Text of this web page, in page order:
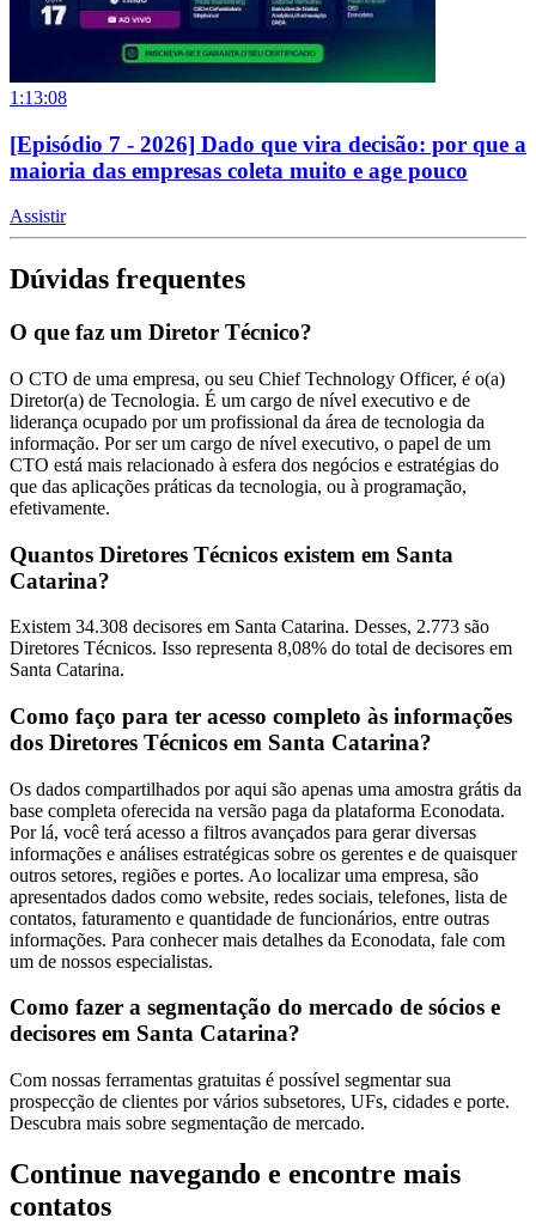
1:13:08
[Episódio 7 - 2026] Dado que vira decisão: por que a
maioria das empresas coleta muito e age pouco
Assistir
Dúvidas frequentes
O que faz um Diretor Técnico?
O CTO de uma empresa, ou seu Chief Technology Officer, é o(a)
Diretor(a) de Tecnologia. É um cargo de nível executivo e de
liderança ocupado por um profissional da área de tecnologia da
informação. Por ser um cargo de nível executivo, o papel de um
CTO está mais relacionado à esfera dos negócios e estratégias do
que das aplicações práticas da tecnologia, ou à programação,
efetivamente.
Quantos Diretores Técnicos existem em Santa
Catarina?
Existem 34.308 decisores em Santa Catarina. Desses, 2.773 são
Diretores Técnicos. Isso representa 8,08% do total de decisores em
Santa Catarina.
Como faço para ter acesso completo às informações
dos Diretores Técnicos em Santa Catarina?
Os dados compartilhados por aqui são apenas uma amostra grátis da
base completa oferecida na versão paga da plataforma Econodata.
Por lá, você terá acesso a filtros avançados para gerar diversas
informações e análises estratégicas sobre os gerentes e de quaisquer
outros setores, regiões e portes. Ao localizar uma empresa, são
apresentados dados como website, redes sociais, telefones, lista de
contatos, faturamento e quantidade de funcionários, entre outras
informações. Para conhecer mais detalhes da Econodata, fale com
um de nossos especialistas.
Como fazer a segmentação do mercado de sócios e
decisores em Santa Catarina?
Com nossas ferramentas gratuitas é possível segmentar sua
prospecção de clientes por vários subsetores, UFs, cidades e porte.
Descubra mais sobre segmentação de mercado.
Continue navegando e encontre mais
contatos